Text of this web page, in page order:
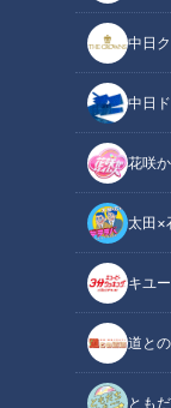
中日
中日
花咲
太田×
キユ
道と
とも
「ウィルキンソン現在
ニュース
東西南北